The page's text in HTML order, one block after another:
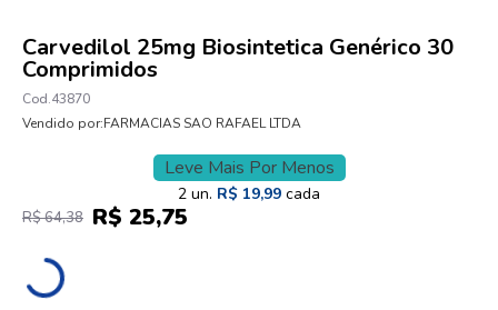
Carvedilol 25mg Biosintetica Genérico 30
Comprimidos
43870
Vendido por:FARMACIAS SAO RAFAEL LTDA
Leve Mais Por Menos
2 un. R$ 19,99 cada
R$64,38 R$ 25,75